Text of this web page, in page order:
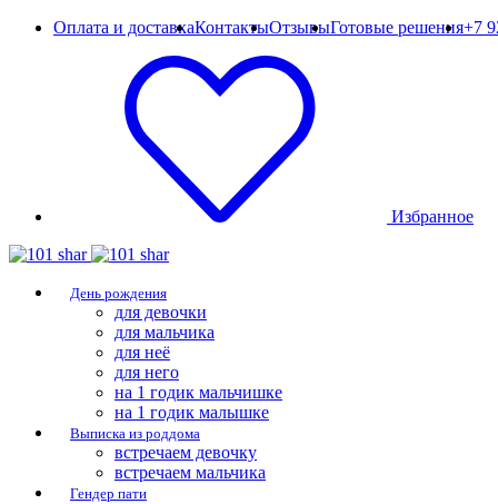
Оплата и доставкаКонтактыОтзывыГотовые решения+7
Избранное
День рождения
для девочки
для мальчика
для неё
для него
на 1 годик мальчишке
на 1 годик малышке
Выписка из роддома
встречаем девочку
встречаем мальчика
Гендер пати